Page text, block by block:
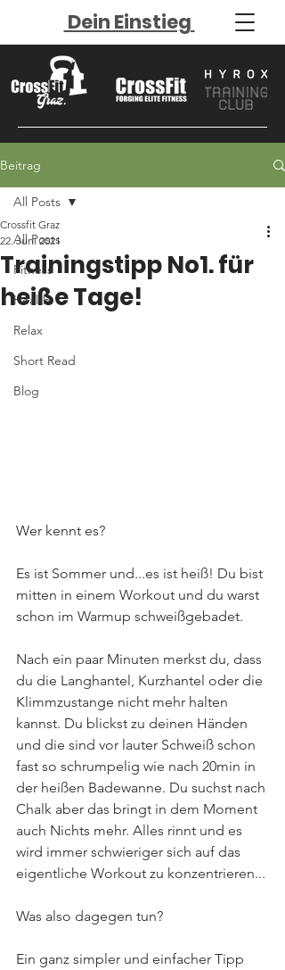
Dein Einstieg
Beitrag
All Posts
Fitness
Health
Relax
Short Read
Blog
All Posts
Trainingstipp No1. für
heiße Tage!
Crossfit Graz
22. Juni 2021
Wer kennt es?
Es ist Sommer und...es ist heiß! Du bist
mitten in einem Workout und du warst
schon im Warmup schweißgebadet.
Nach ein paar Minuten merkst du, dass
du die Langhantel, Kurzhantel oder die
Klimmzustange nicht mehr halten
kannst. Du blickst zu deinen Händen
und die sind vor lauter Schweiß schon
fast so schrumpelig wie nach 20min in
der heißen Badewanne. Du suchst nach
Chalk aber das bringt in dem Moment
auch Nichts mehr. Alles rinnt und es
wird immer schwieriger sich auf das
eigentliche Workout zu konzentrieren...
Was also dagegen tun?
Ein ganz simpler und einfacher Tipp